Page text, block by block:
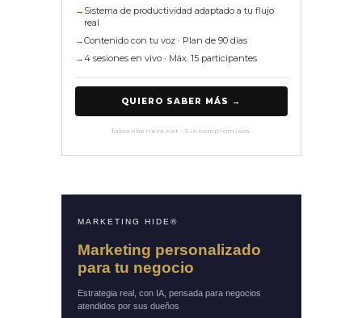
→ Sistema de productividad adaptado a tu flujo
real
→Contenido con tu voz · Plan de 90 días
→4 sesiones en vivo · Máx. 15 participantes
QUIERO SABER MÁS →
fabianherrera.net · Sin compromisos
MARKETING HIDE®
Marketing personalizado
para tu negocio
Estrategia real, con IA, pensada para negocios
atendidos por sus dueños